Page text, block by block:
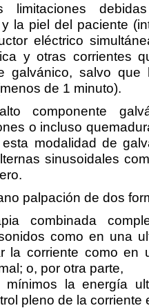
limitaciones
la piel del paciente
eléctrico
y otras corrientes
galvánico, salvo que
de 1 minuto).
componente
o incluso
modalidad de
sinusoidales
palpación de dos
combinada
como en una
la corriente como en
o, por otra parte,
la energía
pleno de la corriente